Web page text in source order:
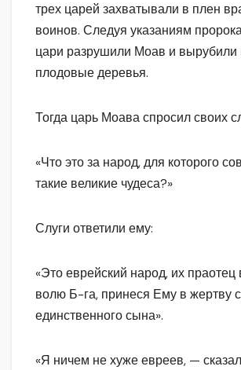
трех царей захватывали в плен
воинов. Следуя указаниям
цари разрушили Моав и вырубили
плодовые деревья.
Тогда царь Моава спросил своих
«Что это за народ, для которого
такие великие чудеса?»
Слуги ответили ему:
«Это еврейский народ, их
волю Б-га, принеся Ему в жертву
единственного сына».
«Я ничем не хуже евреев, —